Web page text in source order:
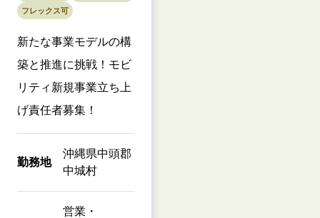
フレックス可
新たな事業モデルの構
築と推進に挑戦！モビ
リティ新規事業立ち上
げ責任者募集！
勤務地
沖縄県中頭郡
中城村
営業・